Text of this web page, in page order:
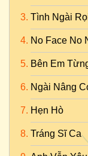
Tình Ngài
No Face No
Bên Em
Ngài Nâng
Hẹn Hò
Tráng Sĩ Ca